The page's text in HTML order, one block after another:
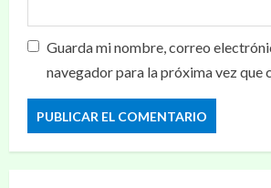
Guarda mi nombre, correo
navegador para la próxima vez que